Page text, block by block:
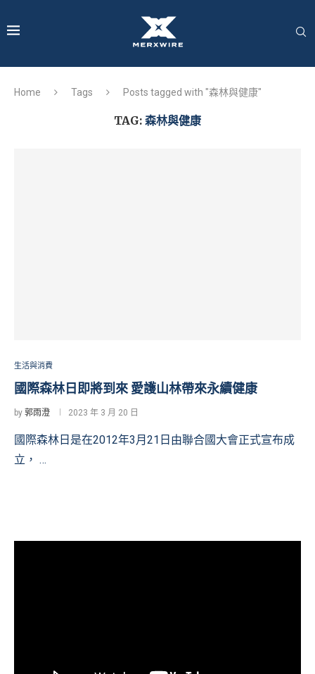
Home Tags Posts tagged with "森林與健康"
TAG: 森林與健康
生活與消費
國際森林日即將到來 愛護山林帶來永續健康
by 郭雨澄 2023 年 3 月 20 日
國際森林日是在2012年3月21日由聯合國大會正式宣布成
立， …